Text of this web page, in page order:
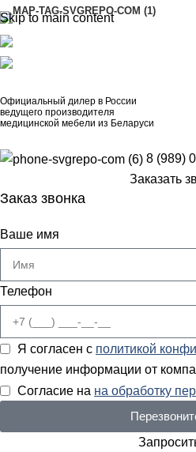
Skip to main content
Официальный дилер в России
ведущего производителя
медицинской мебели из Беларуси
8 (989)
Заказать
Заказ звонка
Ваше имя
Телефон
Я согласен с политикой
получение информации от
Согласие на на обработку